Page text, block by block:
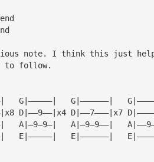
note. I think this just
to follow.
G|——————|   G|—————|   G|—————|	  G|—————|   G|—————|
D|———9——|x4 D|——7——|x8 D|——9——|x4 D|——7——|x8 D|——9——|x4
A|—9*—9—|   A|—9—9—|   A|—9—9—|	  A|—9—9—|   A|—9—9—|
E|——————|   E|—————|   E|—————|	  E|—————|   E|—————|